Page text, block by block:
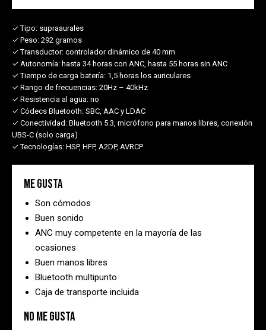
✓ Tipo: supraaurales
✓ Peso: 292 gramos
✓ Transductor: controlador dinámico de 40 mm
✓ Autonomía: hasta 34 horas con ANC, hasta 55 horas sin ANC
✓ Tiempo de carga batería: 1,5 horas los auriculares
✓ Rango de frecuencias: 20Hz – 40kHz
✓ Resistencia al agua: no
✓ Códecs Bluetooth: SBC, AAC y LDAC
✓ Conectividad: Bluetooth 5.3, micrófono para manos libres, conexión
UBS-C (solo carga)
✓ Tecnologías: HSP, HFP, A2DP, AVRCP
Me gusta
Son cómodos
Buen sonido
ANC muy competente en la mayoría de las
ocasiones
Buen manos libres
Bluetooth multipunto
Caja de transporte incluida
No me gusta